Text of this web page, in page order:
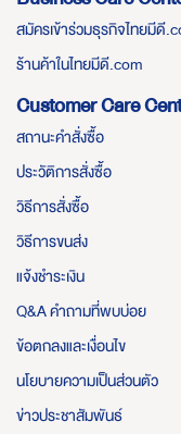
สมัครเข้าร่วมธุรกิจไทยมีดี
ร้านค้าในไทยมีดี.com
Customer Care
สถานะคำสั่งซื้อ
ประวัติการสั่งซื้อ
วิธีการสั่งซื้อ
วิธีการขนส่ง
แจ้งชำระเงิน
Q&A คำถามที่พบบ่อย
ข้อตกลงและเงื่อนไข
นโยบายความเป็นส่วนตัว
ข่าวประชาสัมพันธ์